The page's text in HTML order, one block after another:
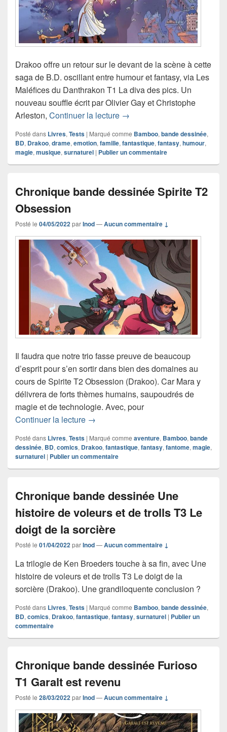
Drakoo offre un retour sur le devant de la scène à cette
saga de B.D. oscillant entre humour et fantasy, via Les
Maléfices du Danthrakon T1 La diva des pics. Un
nouveau souffle écrit par Olivier Gay et Christophe
Arleston, Continuer la lecture Chronique bande dessinée
→
Posté dans Livres, Tests | Marqué comme Bamboo, bande dessinée,
BD, Drakoo, drame, emotion, famille, fantastique, fantasy, humour,
magie, musique, surnaturel | Publier un commentaire
Chronique bande dessinée Spirite T2
Obsession
Posté le 04/05/2022parInod—Aucun commentaire ↓
Il faudra que notre trio fasse preuve de beaucoup
d’esprit pour s’en sortir dans bien des domaines au
cours de Spirite T2 Obsession (Drakoo). Car Mara y
délivrera de forts thèmes humains, saupoudrés de
magie et de technologie. Avec, pour
Continuer la lecture Chronique bande dessinée Spirite T2
→
Posté dans Livres,Tests | Marqué comme aventure, Bamboo,bande
dessinée, BD,comics, Drakoo,fantastique,fantasy,fantome,magie,
surnaturel | Publier un commentaire
Chronique bande dessinée Une
histoire de voleurs et de trolls T3 Le
doigt de la sorcière
Posté le 01/04/2022parInod—Aucun commentaire ↓
La trilogie de Ken Broeders touche à sa fin, avec Une
histoire de voleurs et de trolls T3 Le doigt de la
sorcière (Drakoo). Une grandiloquente conclusion ?
Posté dans Livres,Tests | Marqué comme Bamboo,bande dessinée,
BD,comics, Drakoo,fantastique,fantasy,surnaturel | Publier un
commentaire
Chronique bande dessinée Furioso
T1 Garalt est revenu
Posté le 28/03/2022parInod—Aucun commentaire ↓